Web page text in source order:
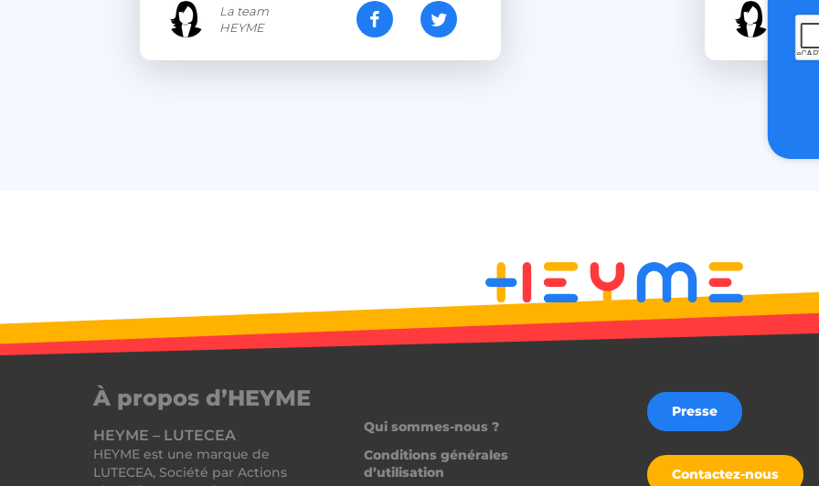
La team
HEYME
À propos d’HEYME
HEYME – LUTECEA
HEYME est une marque de
LUTECEA, Société par Actions
Qui sommes-nous ?
Conditions générales
d’utilisation
Presse
Contactez-nous